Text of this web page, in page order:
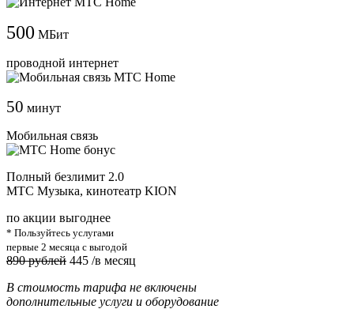
500 МБит
проводной интернет
50 минут
Мобильная связь
Полный безлимит 2.0
МТС Музыка, кинотеатр KION
по акции выгоднее
* Пользуйтесь услугами
первые 2 месяца с выгодой
890 рублей 445 /в месяц
В стоимость тарифа не включены
дополнительные услуги и оборудование